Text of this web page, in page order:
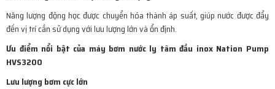
Năng lượng động học được chuyển hóa thành áp suất, giúp nước được đẩy
đến vị trí cần sử dụng với lưu lượng lớn và ổn định.
Ưu điểm nổi bật của máy bơm nước ly tâm đầu inox Nation Pump
HVS3200
Lưu lượng bơm cực lớn